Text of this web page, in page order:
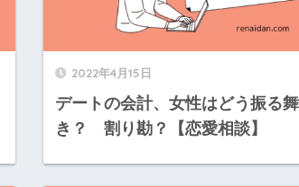
2022年4月15日
デートの会計、女性はどう振る
き？ 割り勘？【恋愛相談】